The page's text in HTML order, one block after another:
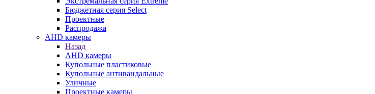
Бюджетная серия Select
Проектные
Распродажа
AHD камеры
Назад
AHD камеры
Купольные пластиковые
Купольные антивандальные
Уличные
Проектные камеры